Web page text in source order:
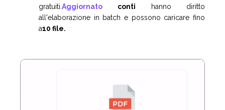
gratuiti. Aggiornato conti hanno diritto
all'elaborazione in batch e possono caricare fino
a10 file.